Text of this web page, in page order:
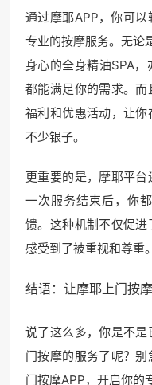
通过摩耶APP，你可
专业的按摩服务。无论
身心的全身精油SPA
都能满足你的需求。
福利和优惠活动，让
不少银子。
更重要的是，摩耶平
一次服务结束后，你
馈。这种机制不仅促
感受到了被重视和尊重。
结语：让摩耶上门按
说了这么多，你是不
门按摩的服务了呢？
门按摩APP，开启你的